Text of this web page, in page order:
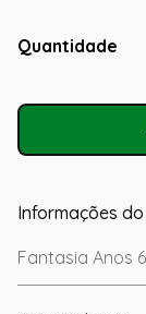
Quantidade
Informações
Fantasia Anos